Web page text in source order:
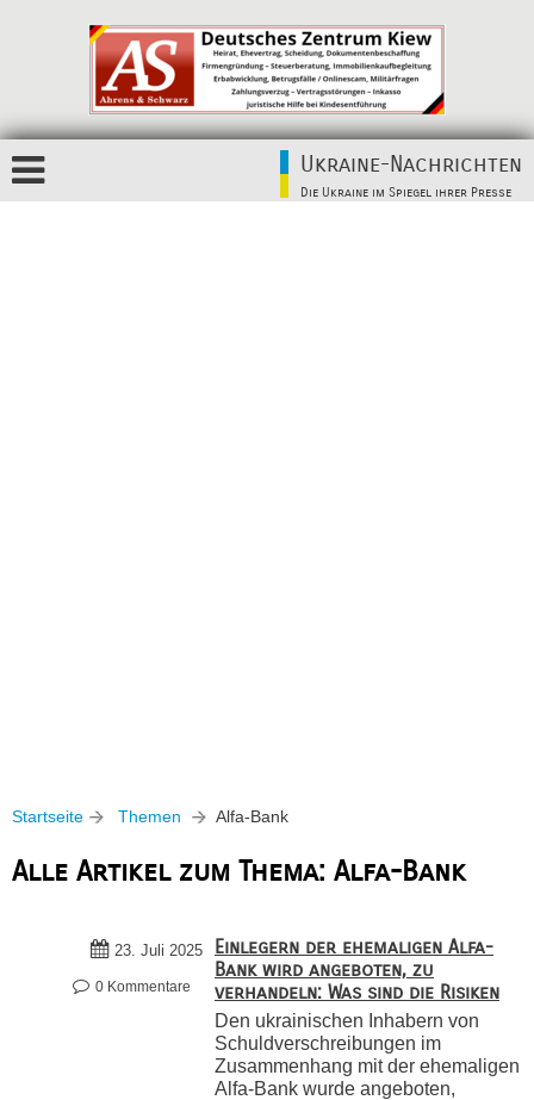
Ukraine-Nachrichten
Die Ukraine im Spiegel ihrer Presse
Startseite Themen Alfa-Bank
Alle Artikel zum Thema: Alfa-Bank
23. Juli 2025
0 Kommentare
Einlegern der ehemaligen Alfa-
Bank wird angeboten, zu
verhandeln: Was sind die Risiken
Den ukrainischen Inhabern von
Schuldverschreibungen im
Zusammenhang mit der ehemaligen
Alfa-Bank wurde angeboten,